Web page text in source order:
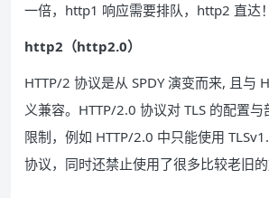
一倍，http1 响应需要排队，http2 直达！
http2（http2.0）
HTTP/2 协议是从 SPDY 演变而来, 且与
义兼容。HTTP/2.0 协议对 TLS 的配置
限制，例如 HTTP/2.0 中只能使用
协议，同时还禁止使用了很多比较老旧的